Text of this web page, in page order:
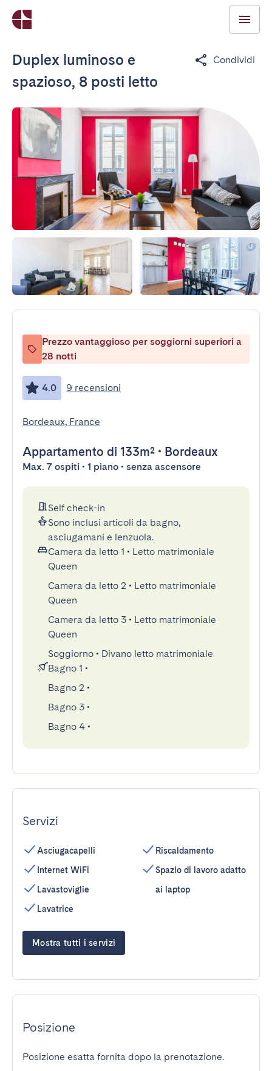
Duplex luminoso e
spazioso, 8 posti letto
Condividi
Prezzo vantaggioso per soggiorni superiori a
28 notti
4.0 9 recensioni
Bordeaux, France
Appartamento di 133m² • Bordeaux
Max. 7 ospiti • 1 piano • senza ascensore
Self check-in
Sono inclusi articoli da bagno,
asciugamani e lenzuola.
Camera da letto 1 • Letto matrimoniale
Queen
Camera da letto 2 • Letto matrimoniale
Queen
Camera da letto 3 • Letto matrimoniale
Queen
Soggiorno • Divano letto matrimoniale
Bagno 1 •
Bagno 2 •
Bagno 3 •
Bagno 4 •
Servizi
Asciugacapelli
Internet WiFi
Lavastoviglie
Lavatrice
Riscaldamento
Spazio di lavoro adatto
ai laptop
Mostra tutti i servizi
Posizione
Posizione esatta fornita dopo la prenotazione.